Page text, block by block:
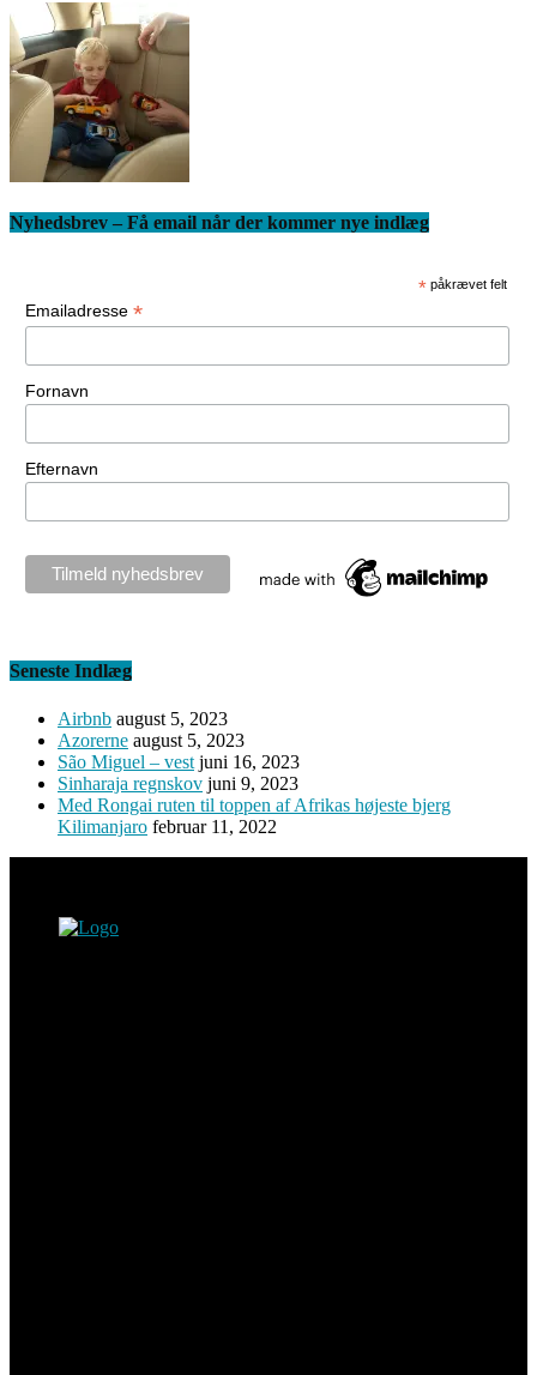
Nyhedsbrev – Få email når der kommer nye indlæg
* påkrævet felt
Emailadresse *
Fornavn
Efternavn
Seneste Indlæg
Airbnb august 5, 2023
Azorerne august 5, 2023
São Miguel – vest juni 16, 2023
Sinharaja regnskov juni 9, 2023
Med Rongai ruten til toppen af Afrikas højeste bjerg
Kilimanjaro februar 11, 2022